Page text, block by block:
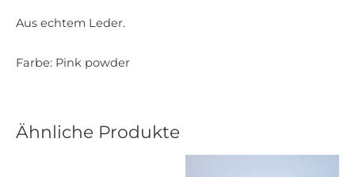
Aus echtem Leder.
Farbe: Pink powder
Ähnliche Produkte